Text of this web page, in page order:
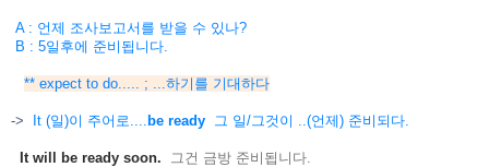
A : 언제 조사보고서를 받을 수 있나?
B : 5일후에 준비됩니다.
** expect to do..... ; ...하기를 기대하다
-> It (일)이 주어로.... be ready 그 일/그것이 ..(언제) 준비되다.
It will be ready soon. 그건 금방 준비됩니다.